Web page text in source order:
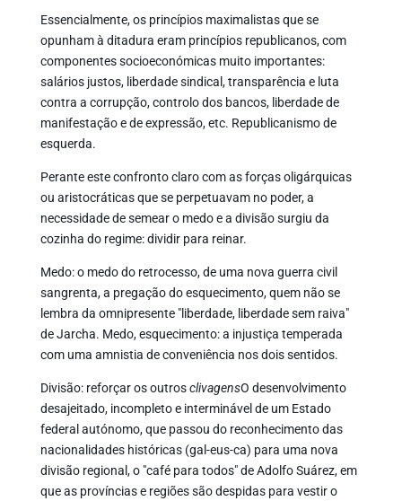
Essencialmente, os princípios maximalistas que se
opunham à ditadura eram princípios republicanos, com
componentes socioeconómicas muito importantes:
salários justos, liberdade sindical, transparência e luta
contra a corrupção, controlo dos bancos, liberdade de
manifestação e de expressão, etc. Republicanismo de
esquerda.
Perante este confronto claro com as forças oligárquicas
ou aristocráticas que se perpetuavam no poder, a
necessidade de semear o medo e a divisão surgiu da
cozinha do regime: dividir para reinar.
Medo: o medo do retrocesso, de uma nova guerra civil
sangrenta, a pregação do esquecimento, quem não se
lembra da omnipresente "liberdade, liberdade sem raiva"
de Jarcha. Medo, esquecimento: a injustiça temperada
com uma amnistia de conveniência nos dois sentidos.
Divisão: reforçar os outrosclivagensO desenvolvimento
desajeitado, incompleto e interminável de um Estado
federal autónomo, que passou do reconhecimento das
nacionalidades históricas (gal-eus-ca) para uma nova
divisão regional, o "café para todos" de Adolfo Suárez, em
que as províncias e regiões são despidas para vestir o